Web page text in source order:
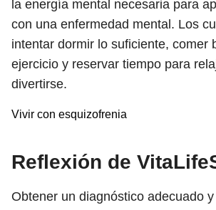
la energía mental necesaria para
con una enfermedad mental. Los
intentar dormir lo suficiente, comer
ejercicio y reservar tiempo para
divertirse.
Vivir con esquizofrenia
Reflexión de
Obtener un diagnóstico adecuado